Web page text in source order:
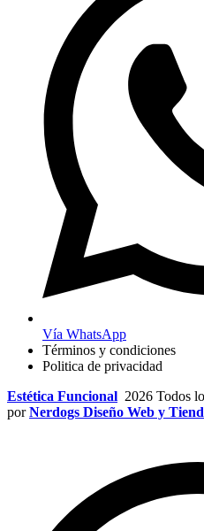
Vía WhatsApp
Términos y condiciones
Politica de privacidad
Estética Funcional 2026 Todos
porNerdogs Diseño Web y